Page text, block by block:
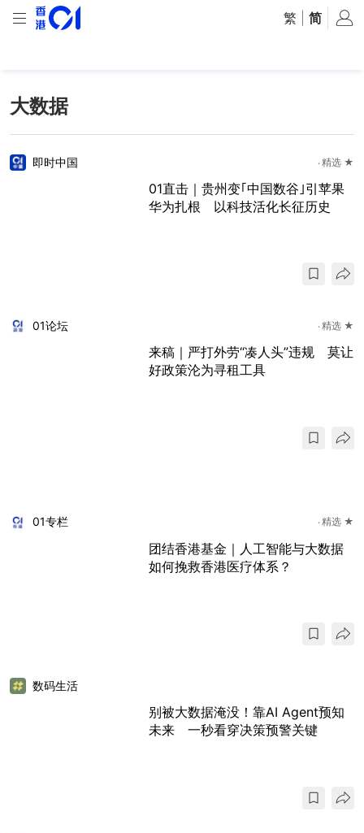
繁 简
大数据
即时中国 精选 ★
01直击｜贵州变｢中国数谷｣引苹果
华为扎根 以科技活化长征历史
01论坛 精选 ★
来稿｜严打外劳“凑人头”违规 莫让
好政策沦为寻租工具
01专栏 精选 ★
团结香港基金｜人工智能与大数据
如何挽救香港医疗体系？
数码生活
别被大数据淹没！靠AI Agent预知
未来 一秒看穿决策预警关键